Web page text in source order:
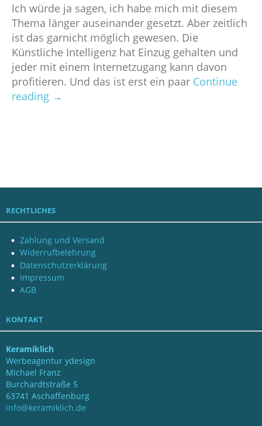
Ich würde ja sagen, ich habe mich mit diesem
Thema länger auseinander gesetzt. Aber zeitlich
ist das garnicht möglich gewesen. Die
Künstliche Intelligenz hat Einzug gehalten und
jeder mit einem Internetzugang kann davon
profitieren. Und das ist erst ein paar Continue
reading →
RECHTLICHES
Zahlung und Versand
Widerrufbelehrung
Datenschutzerklärung
Impressum
AGB
KONTAKT
Keramiklich
Werbeagentur ydesign
Michael Franz
Burchardtstraße 5
63741 Aschaffenburg
info@keramiklich.de